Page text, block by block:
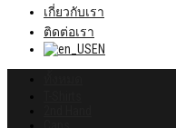
เกี่ยวกับเรา
ติดต่อเรา
EN